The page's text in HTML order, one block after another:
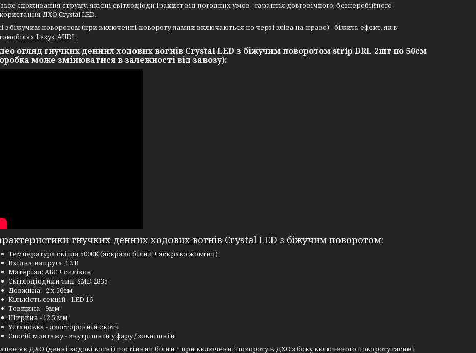
споживання струму, якісні світлодіоди і захист від погодних умов - гарантія довговічного, безперебійного
ДХО Crystal LED.
з біжучим поворотом (при включенні повороту лампи включаються по черзі зліва на право) - біжить ефект, як в
Lexys, AUDI.
огляд гнучких денних ходових вогнів Crystal LED з біжучим поворотом strip DRL 2шт по 50см
може змінюватися в залежності від завозу):
гнучких денних ходових вогнів Crystal LED з біжучим поворотом:
Температура світла 5000К (яскраво білий + яскраво жовтий)
Вхідна напруга: 12 В
Матеріал: АБС + силікон
Світлодіодний тип: SMD 2835
Довжина - 2 х 50см
Кількість секцій - LED 16
Товщина - 9мм
Ширина - 12,5 мм
Установка - двосторонній скотч
Спосіб монтажу - внутрішній у фару / зовнішній
як ДХО (денні ходові вогні) постійний білий + при включенні повороту в ДХО з боку включеного повороту гасне і